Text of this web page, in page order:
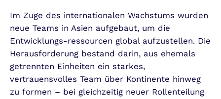
Im Zuge des internationalen Wachstums wurden
neue Teams in Asien aufgebaut, um die
Entwicklungs-ressourcen global aufzustellen. Die
Herausforderung bestand darin, aus ehemals
getrennten Einheiten ein starkes,
vertrauensvolles Team über Kontinente hinweg
zu formen – bei gleichzeitig neuer Rollenteilung